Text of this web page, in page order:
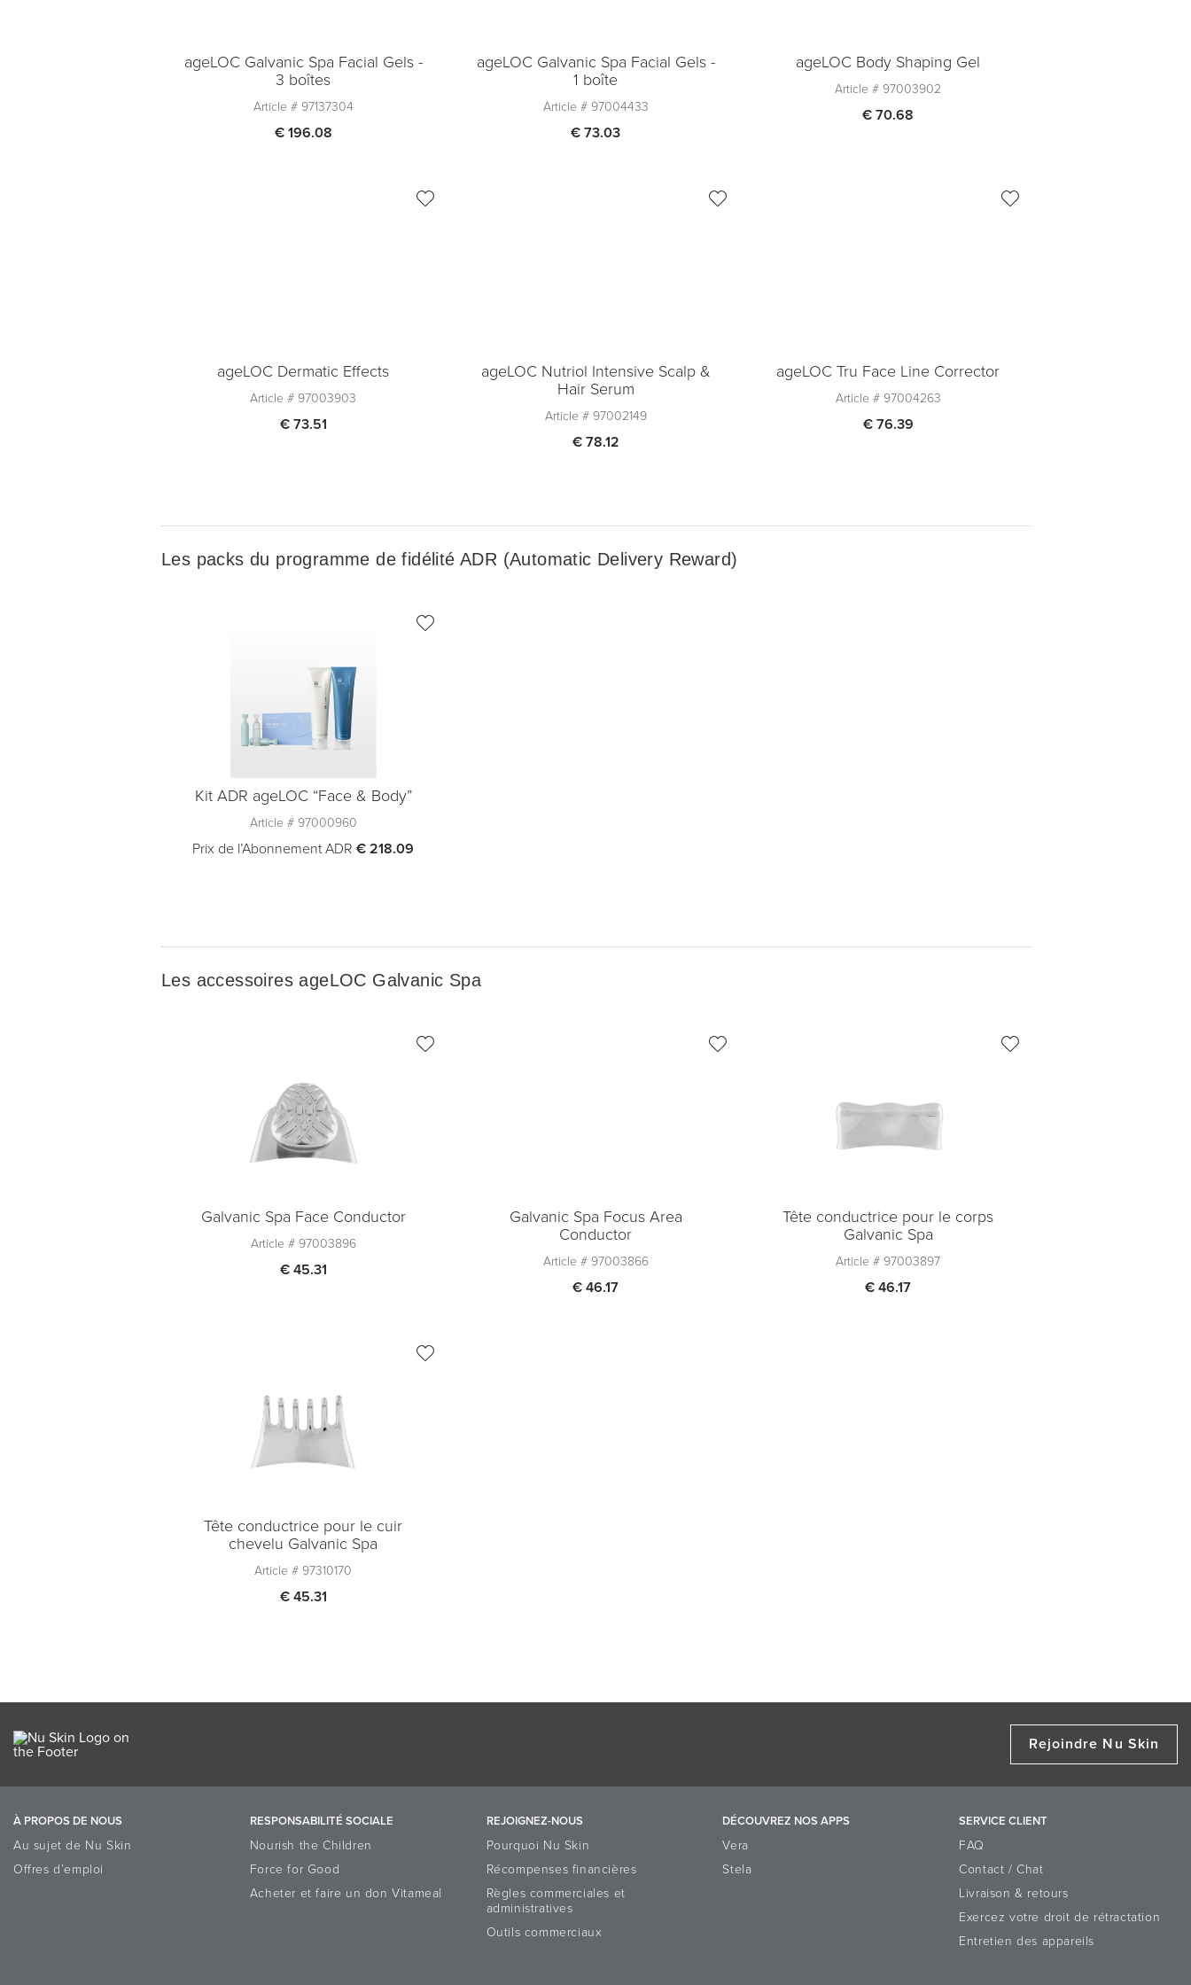
ageLOC Galvanic Spa Facial Gels -
3 boîtes
Article # 97137304
€ 196.08
ageLOC Galvanic Spa Facial Gels -
1 boîte
Article # 97004433
€ 73.03
ageLOC Body Shaping Gel
Article # 97003902
€ 70.68
ageLOC Dermatic Effects
Article # 97003903
€ 73.51
Ajouter au panier
ageLOC Nutriol Intensive Scalp &
Hair Serum
Article # 97002149
€ 78.12
ageLOC Tru Face Line Corrector
Article # 97004263
€ 76.39
Les packs du programme de fidélité ADR (Automatic Delivery Reward)
Kit ADR ageLOC “Face & Body”
Article # 97000960
Prix de l’Abonnement ADR € 218.09
Ajouter au panier
Les accessoires ageLOC Galvanic Spa
Galvanic Spa Face Conductor
Article # 97003896
€ 45.31
Ajouter au panier
Galvanic Spa Focus Area
Conductor
Article # 97003866
€ 46.17
Tête conductrice pour le corps
Galvanic Spa
Article # 97003897
€ 46.17
Tête conductrice pour le cuir
chevelu Galvanic Spa
Article # 97310170
€ 45.31
Ajouter au panier
Rejoindre Nu Skin
À PROPOS DE NOUS
Au sujet de Nu Skin
Offres d’emploi
RESPONSABILITÉ SOCIALE
Nourish the Children
Force for Good
Acheter et faire un don Vitameal
REJOIGNEZ-NOUS
Pourquoi Nu Skin
Récompenses financières
Règles commerciales et
administratives
Outils commerciaux
DÉCOUVREZ NOS APPS
Vera
Stela
SERVICE CLIENT
FAQ
Contact / Chat
Livraison & retours
Exercez votre droit de rétractation
Entretien des appareils